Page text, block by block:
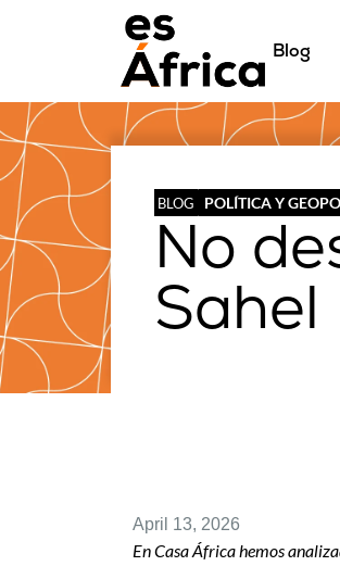
Blog
BLOG POLÍTICA Y
No
Sahel
April 13, 2026
En Casa África hemos